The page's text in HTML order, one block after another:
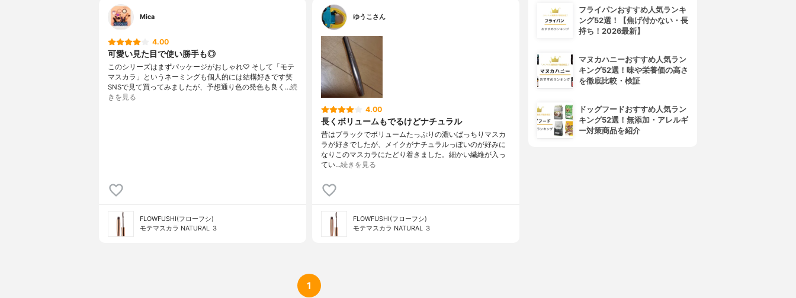
Mica
4.00
可愛い見た目で使い勝手も◎
このシリーズはまずパッケージがおしゃれ♡ そして「モテ
マスカラ」というネーミングも個人的には結構好きです笑
SNSで見て買ってみましたが、予想通り色の発色も良く…続
きを見る
FLOWFUSHI(フローフシ)
モテマスカラ NATURAL ３
ゆうこさん
4.00
長くボリュームもでるけどナチュラル
昔はブラックでボリュームたっぷりの濃いばっちりマスカ
ラが好きでしたが、メイクがナチュラルっぽいのが好みに
なりこのマスカラにたどり着きました。細かい繊維が入っ
てい…続きを見る
FLOWFUSHI(フローフシ)
モテマスカラ NATURAL ３
1
フライパンおすすめ人気ランキ
ング52選！【焦げ付かない・長
持ち！2026最新】
マヌカハニーおすすめ人気ラン
キング52選！味や栄養価の高さ
を徹底比較・検証
ドッグフードおすすめ人気ラン
キング52選！無添加・アレルギ
ー対策商品を紹介